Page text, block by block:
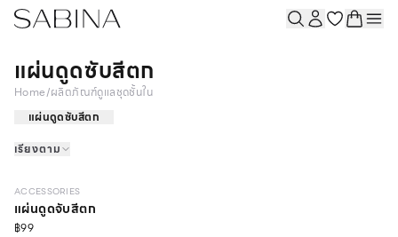
แผ่นดูดซับสีตก
Home/ผลิตภัณฑ์ดูแลชุดชั้นใน
แผ่นดูดซับสีตก
เรียงตาม
ACCESSORIES
แผ่นดูดจับสีตก
฿99